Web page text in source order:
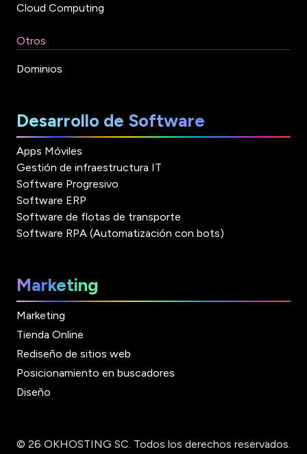
Cloud Computing
Otros
Dominios
Desarrollo de Software
Apps Móviles
Gestión de infraestructura IT
Software Progresivo
Software ERP
Software de flotas de transporte
Software RPA (Automatización con bots)
Marketing
Marketing
Tienda Online
Rediseño de sitios web
Posicionamiento en buscadores
Diseño
© 26 OKHOSTING SC. Todos los derechos reservados.